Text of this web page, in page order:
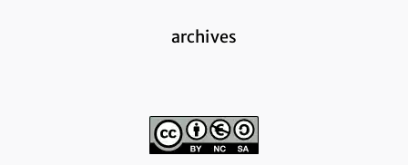
archives